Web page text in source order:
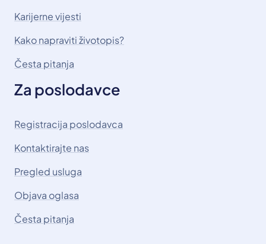
Karijerne vijesti
Kako napraviti životopis?
Česta pitanja
Za poslodavce
Registracija poslodavca
Kontaktirajte nas
Pregled usluga
Objava oglasa
Česta pitanja